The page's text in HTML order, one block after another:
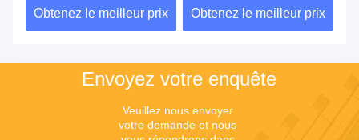
Obtenez le meilleur prix Obtenez le meilleur prix
Envoyez votre enquête
Veuillez nous envoyer
votre demande et nous